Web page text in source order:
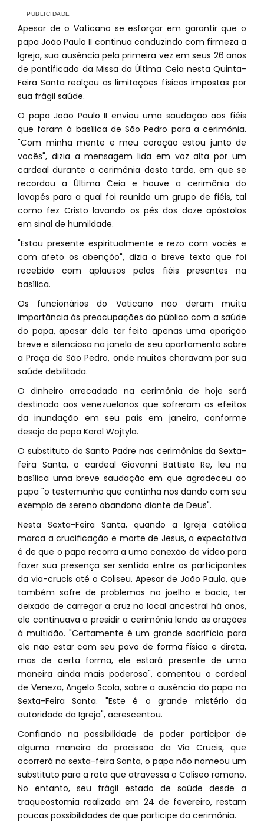
Apesar de o Vaticano se esforçar em garantir que o
papa João Paulo II continua conduzindo com firmeza a
Igreja, sua ausência pela primeira vez em seus 26 anos
de pontificado da Missa da Última Ceia nesta Quinta-
Feira Santa realçou as limitações físicas impostas por
sua frágil saúde.
O papa João Paulo II enviou uma saudação aos fiéis
que foram à basílica de São Pedro para a cerimônia.
"Com minha mente e meu coração estou junto de
vocês", dizia a mensagem lida em voz alta por um
cardeal durante a cerimônia desta tarde, em que se
recordou a Última Ceia e houve a cerimônia do
lavapés para a qual foi reunido um grupo de fiéis, tal
como fez Cristo lavando os pés dos doze apóstolos
em sinal de humildade.
"Estou presente espiritualmente e rezo com vocês e
com afeto os abençôo", dizia o breve texto que foi
recebido com aplausos pelos fiéis presentes na
basílica.
Os funcionários do Vaticano não deram muita
importância às preocupações do público com a saúde
do papa, apesar dele ter feito apenas uma aparição
breve e silenciosa na janela de seu apartamento sobre
a Praça de São Pedro, onde muitos choravam por sua
saúde debilitada.
O dinheiro arrecadado na cerimônia de hoje será
destinado aos venezuelanos que sofreram os efeitos
da inundação em seu país em janeiro, conforme
desejo do papa Karol Wojtyla.
O substituto do Santo Padre nas cerimônias da Sexta-
feira Santa, o cardeal Giovanni Battista Re, leu na
basílica uma breve saudação em que agradeceu ao
papa "o testemunho que continha nos dando com seu
exemplo de sereno abandono diante de Deus".
Nesta Sexta-Feira Santa, quando a Igreja católica
marca a crucificação e morte de Jesus, a expectativa
é de que o papa recorra a uma conexão de vídeo para
fazer sua presença ser sentida entre os participantes
da via-crucis até o Coliseu. Apesar de João Paulo, que
também sofre de problemas no joelho e bacia, ter
deixado de carregar a cruz no local ancestral há anos,
ele continuava a presidir a cerimônia lendo as orações
à multidão. "Certamente é um grande sacrifício para
ele não estar com seu povo de forma física e direta,
mas de certa forma, ele estará presente de uma
maneira ainda mais poderosa", comentou o cardeal
de Veneza, Angelo Scola, sobre a ausência do papa na
Sexta-Feira Santa. "Este é o grande mistério da
autoridade da Igreja", acrescentou.
Confiando na possibilidade de poder participar de
alguma maneira da procissão da Via Crucis, que
ocorrerá na sexta-feira Santa, o papa não nomeou um
substituto para a rota que atravessa o Coliseo romano.
No entanto, seu frágil estado de saúde desde a
traqueostomia realizada em 24 de fevereiro, restam
poucas possibilidades de que participe da cerimônia.